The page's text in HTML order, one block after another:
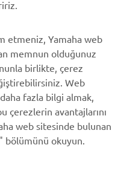
ürünleri ve daha
nasıl işlediğimizi
etmeniz, Yamaha web
memnun olduğunuz
birlikte, çerez
Web
fazla bilgi almak,
çerezlerin avantajlarını
web sitesinde bulunan
" bölümünü okuyun.